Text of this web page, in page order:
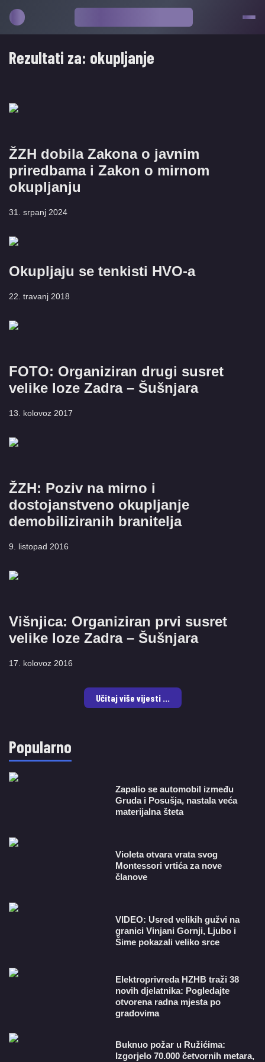
Rezultati za: okupljanje
ŽZH dobila Zakona o javnim
priredbama i Zakon o mirnom
okupljanju
31. srpanj 2024
Okupljaju se tenkisti HVO-a
22. travanj 2018
FOTO: Organiziran drugi susret
velike loze Zadra – Šušnjara
13. kolovoz 2017
ŽZH: Poziv na mirno i
dostojanstveno okupljanje
demobiliziranih branitelja
9. listopad 2016
Višnjica: Organiziran prvi susret
velike loze Zadra – Šušnjara
17. kolovoz 2016
Učitaj više vijesti ...
Popularno
Zapalio se automobil između
Gruda i Posušja, nastala veća
materijalna šteta
Violeta otvara vrata svog
Montessori vrtića za nove
članove
VIDEO: Usred velikih gužvi na
granici Vinjani Gornji, Ljubo i
Šime pokazali veliko srce
​Elektroprivreda HZHB traži 38
novih djelatnika: Pogledajte
otvorena radna mjesta po
gradovima
Buknuo požar u Ružićima:
Izgorjelo 70.000 četvornih metara,